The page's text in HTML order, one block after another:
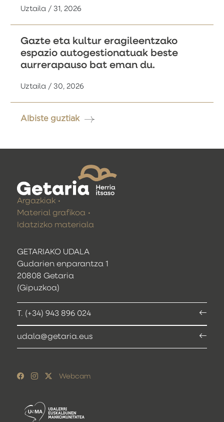
Uztaila / 31, 2026
Gazte eta kultur eragileentzako
espazio autogestionatuak beste
aurrerapauso bat eman du.
Uztaila / 30, 2026
Albiste guztiak
GETARIAKO UDALA
Gudarien enparantza 1
20808 Getaria
(Gipuzkoa)
T. (+34) 943 896 024
udala@getaria.eus
Argazkiak
Material grafikoa
Idatzizko materiala
Webcam